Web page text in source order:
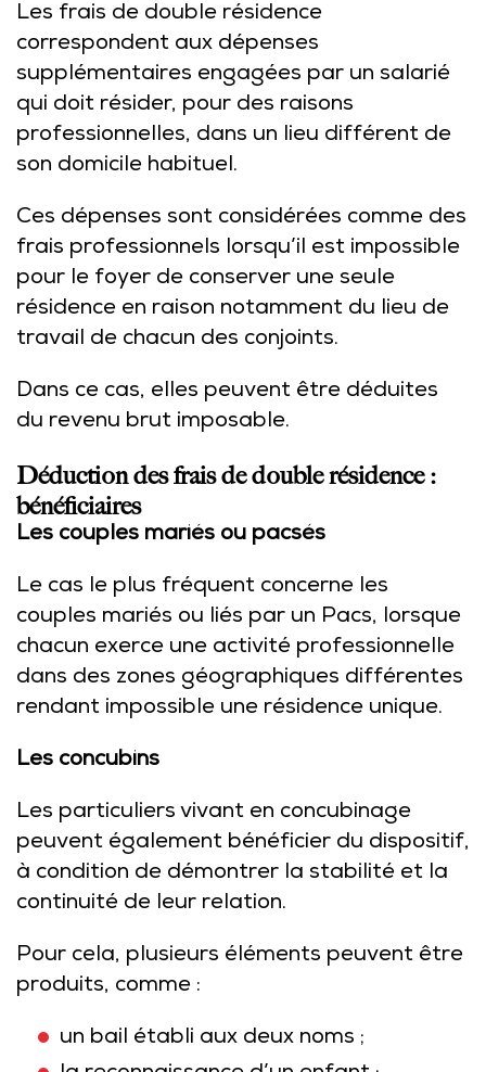
Les frais de double résidence
correspondent aux dépenses
supplémentaires engagées par un salarié
qui doit résider, pour des raisons
professionnelles, dans un lieu différent de
son domicile habituel.
Ces dépenses sont considérées comme des
frais professionnels lorsqu’il est impossible
pour le foyer de conserver une seule
résidence en raison notamment du lieu de
travail de chacun des conjoints.
Dans ce cas, elles peuvent être déduites
du revenu brut imposable.
Déduction des frais de double résidence :
bénéficiaires
Les couples mariés ou pacsés
Le cas le plus fréquent concerne les
couples mariés ou liés par un Pacs, lorsque
chacun exerce une activité professionnelle
dans des zones géographiques différentes
rendant impossible une résidence unique.
Les concubins
Les particuliers vivant en concubinage
peuvent également bénéficier du dispositif,
à condition de démontrer la stabilité et la
continuité de leur relation.
Pour cela, plusieurs éléments peuvent être
produits, comme :
un bail établi aux deux noms ;